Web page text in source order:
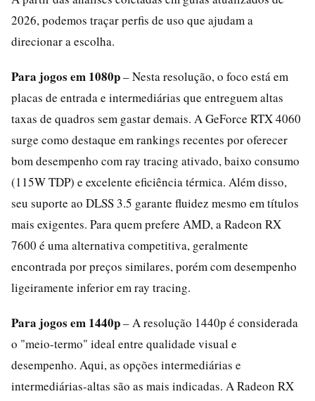
2026, podemos traçar perfis de uso que ajudam a
direcionar a escolha.
Para jogos em 1080p– Nesta resolução, o foco está em
placas de entrada e intermediárias que entreguem altas
taxas de quadros sem gastar demais. A GeForce RTX 4060
surge como destaque em rankings recentes por oferecer
bom desempenho com ray tracing ativado, baixo consumo
(115W TDP) e excelente eficiência térmica. Além disso,
seu suporte ao DLSS 3.5 garante fluidez mesmo em títulos
mais exigentes. Para quem prefere AMD, a Radeon RX
7600 é uma alternativa competitiva, geralmente
encontrada por preços similares, porém com desempenho
ligeiramente inferior em ray tracing.
Para jogos em 1440p– A resolução 1440p é considerada
o "meio-termo" ideal entre qualidade visual e
desempenho. Aqui, as opções intermediárias e
intermediárias-altas são as mais indicadas. A Radeon RX